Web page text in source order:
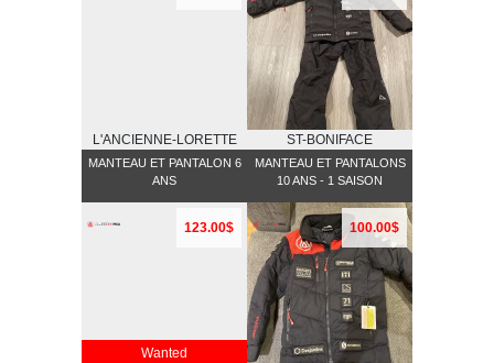
L'ANCIENNE-LORETTE
MANTEAU ET PANTALON 6
ANS
ST-BONIFACE
MANTEAU ET PANTALONS
10 ANS - 1 SAISON
123.00$
Wanted
100.00$